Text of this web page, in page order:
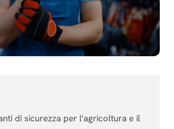
di sicurezza per l'agricoltura e il